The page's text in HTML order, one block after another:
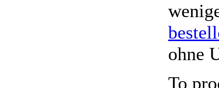
ohne
To